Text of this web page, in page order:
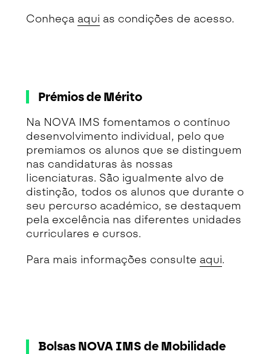
Conheça aqui as condições de acesso.
Prémios de Mérito
Na NOVA IMS fomentamos o contínuo
desenvolvimento individual, pelo que
premiamos os alunos que se distinguem
nas candidaturas às nossas
licenciaturas. São igualmente alvo de
distinção, todos os alunos que durante o
seu percurso académico, se destaquem
pela excelência nas diferentes unidades
curriculares e cursos.
Para mais informações consulte aqui.
Bolsas NOVA IMS de Mobilidade